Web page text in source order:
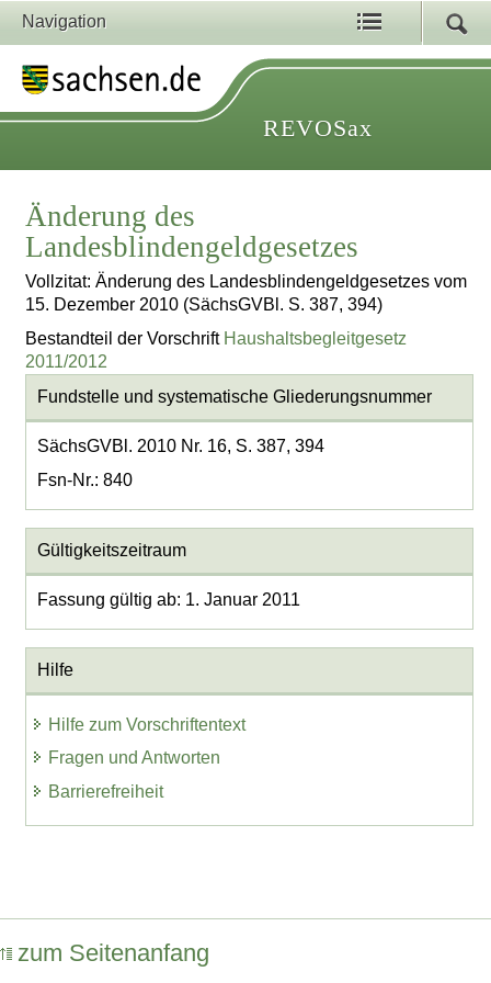
Navigation
REVOSax
Änderung des
Landesblindengeldgesetzes
Vollzitat: Änderung des Landesblindengeldgesetzes vom
15. Dezember 2010 (SächsGVBl. S. 387, 394)
Bestandteil der Vorschrift Haushaltsbegleitgesetz
2011/2012
Fundstelle und systematische Gliederungsnummer
SächsGVBl. 2010 Nr. 16, S. 387, 394
Fsn-Nr.: 840
Gültigkeitszeitraum
Fassung gültig ab: 1. Januar 2011
Hilfe
Hilfe zum Vorschriftentext
Fragen und Antworten
Barrierefreiheit
zum Seitenanfang